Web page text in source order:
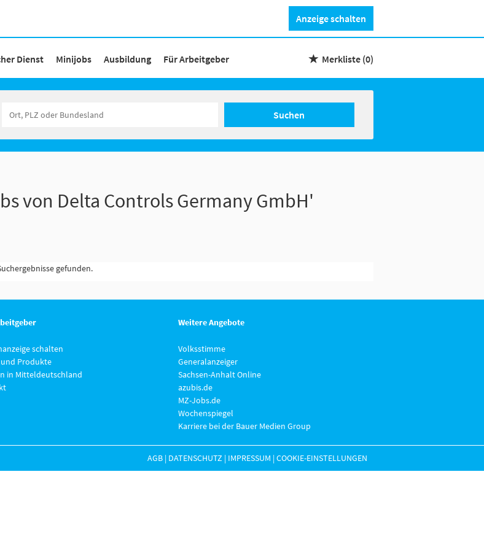
Anzeige schalten
Dienst Minijobs Ausbildung Für Arbeitgeber Merkliste (0)
Suchen
von Delta Controls Germany GmbH'
gefunden.
schalten
und Produkte
in Mitteldeutschland
Weitere Angebote
Volksstimme
Generalanzeiger
Sachsen-Anhalt Online
azubis.de
MZ-Jobs.de
Wochenspiegel
Karriere bei der Bauer Medien Group
AGB | DATENSCHUTZ | IMPRESSUM |COOKIE-EINSTELLUNGEN